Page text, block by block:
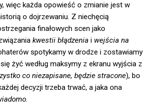
więc każda opowieść o zmianie jest w
o dojrzewaniu. Z niechęcią
finałowych scen jako
kwestii błądzeniai wejścia na
spotykamy w drodze i zostawiamy
żyć według maksymy z ekranu wyjścia z
co niezapisane, będzie stracone), bo
decyzji trzeba trwać, a jaka ona